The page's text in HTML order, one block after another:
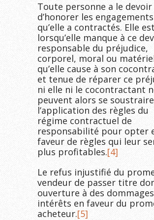
Toute personne a le devoir
d’honorer les engagements
qu’elle a contractés. Elle
lorsqu’elle manque à ce
responsable du préjudice,
corporel, moral ou
qu’elle cause à son
et tenue de réparer ce
ni elle ni le cocontractant
peuvent alors se
l’application des règles du
régime contractuel de
responsabilité pour opter
faveur de règles qui leur
plus profitables.[4]
Le refus injustifié du
vendeur de passer titre
ouverture à des
intérêts en faveur du
acheteur.[5]